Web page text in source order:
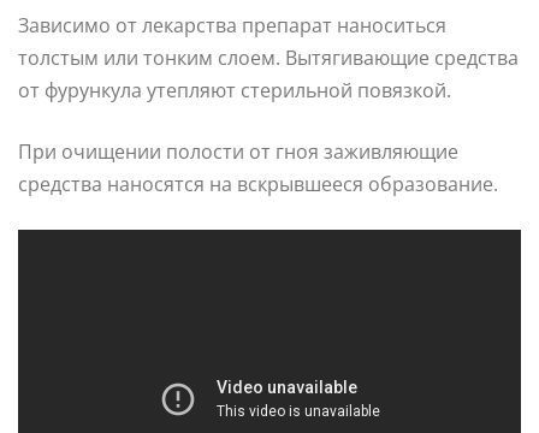
Зависимо от лекарства препарат наноситься
толстым или тонким слоем. Вытягивающие средства
от фурункула утепляют стерильной повязкой.
При очищении полости от гноя заживляющие
средства наносятся на вскрывшееся образование.